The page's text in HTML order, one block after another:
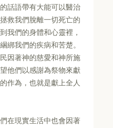
話語帶有大能可以醫治
救我們脫離一切死亡的
我們的身體和心靈裡，
綁我們的疾病和苦楚。
因著神的慈愛和神所施
他們以感謝為祭物來獻
作為，也就是獻上全人
在現實生活中也會因著